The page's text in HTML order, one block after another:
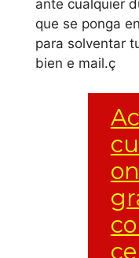
ante cualquier
que se ponga
para solventar
bien e mail.ç